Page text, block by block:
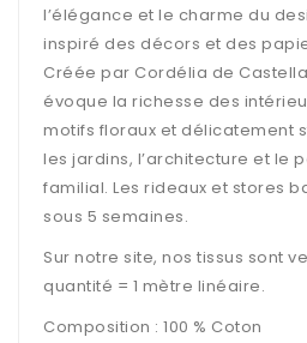
l’élégance et le charme du
inspiré des décors et des
Créée par Cordélia de
évoque la richesse des
motifs floraux et délicatement
les jardins, l’architecture et le
familial. Les rideaux et stores
sous 5 semaines.
Sur notre site, nos tissus sont
quantité = 1 mètre linéaire.
Composition : 100 % ​Coton